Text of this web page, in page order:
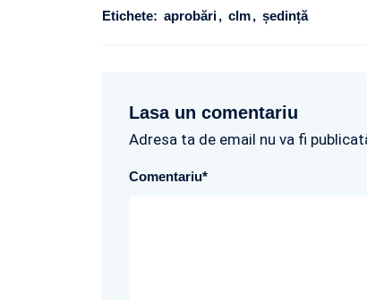
Etichete: aprobări clm ședință
Lasa un comentariu
Adresa ta de email nu va fi
Comentariu*